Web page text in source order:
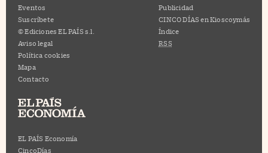
Eventos
Suscríbete
© Ediciones EL PAÍS s.l.
Aviso legal
Política cookies
Mapa
Contacto
Publicidad
CINCO DÍAS en Kioscoymás
Índice
RSS
EL PAÍS Economía
CincoDías